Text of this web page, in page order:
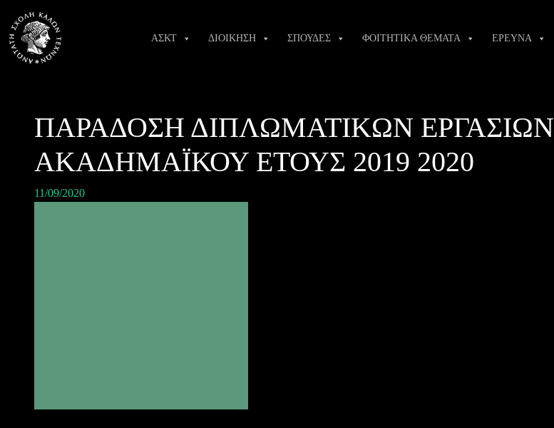
content
ΑΣΚΤ ΔΙΟΙΚΗΣΗ ΣΠΟΥΔΕΣ ΦΟΙΤΗΤΙΚΑ ΘΕΜΑΤΑ ΕΡΕΥΝΑ
ΠΑΡΑΔΟΣΗ ΔΙΠΛΩΜΑΤΙΚΩΝ ΕΡΓΑΣΙΩΝ
ΑΚΑΔΗΜΑΪΚΟΥ ΕΤΟΥΣ 2019 2020
11/09/2020